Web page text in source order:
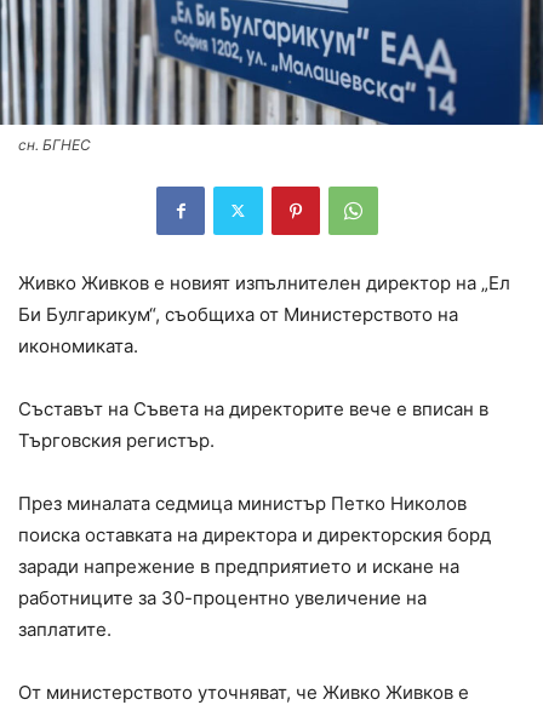
сн. БГНЕС
Живко Живков е новият изпълнителен директор на „Ел
Би Булгарикум“, съобщиха от Министерството на
икономиката.
Съставът на Съвета на директорите вече е вписан в
Търговския регистър.
През миналата седмица министър Петко Николов
поиска оставката на директора и директорския борд
заради напрежение в предприятието и искане на
работниците за 30-процентно увеличение на
заплатите.
От министерството уточняват, че Живко Живков е